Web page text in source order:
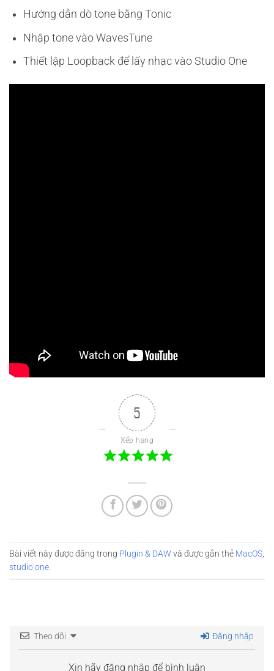
Hướng dẫn dò tone bằng Tonic
Nhập tone vào WavesTune
Thiết lập Loopback để lấy nhạc vào Studio One
5
Xếp hạng
Bài viết này được đăng trong Plugin & DAW và được gắn thẻ MacOS
studio one
Theo dõi Đăng nhập
Xin hãy đăng nhập để bình luận